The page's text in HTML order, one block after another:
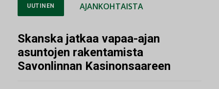
UUTINEN AJANKOHTAISTA
Skanska jatkaa vapaa-ajan
asuntojen rakentamista
Savonlinnan Kasinonsaareen